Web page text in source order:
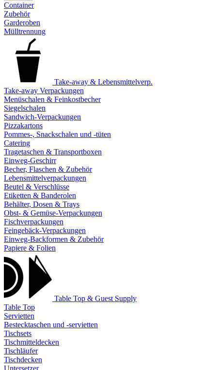
Container
Zubehör
Garderoben
Mülltrennung
Take-away & Lebensmittelverp.
Take-away Verpackungen
Menüschalen & Feinkostbecher
Siegelschalen
Sandwich-Verpackungen
Pizzakartons
Pommes-, Snackschalen und -tüten
Catering
Tragetaschen & Transportboxen
Einweg-Geschirr
Becher, Flaschen & Zubehör
Lebensmittelverpackungen
Beutel & Verschlüsse
Etiketten & Banderolen
Behälter, Dosen & Trays
Obst- & Gemüse-Verpackungen
Fischverpackungen
Feingebäck-Verpackungen
Einweg-Backformen & Zubehör
Papiere & Folien
Table Top & Guest Supply
Table Top
Servietten
Bestecktaschen und -servietten
Tischsets
Tischmitteldecken
Tischläufer
Tischdecken